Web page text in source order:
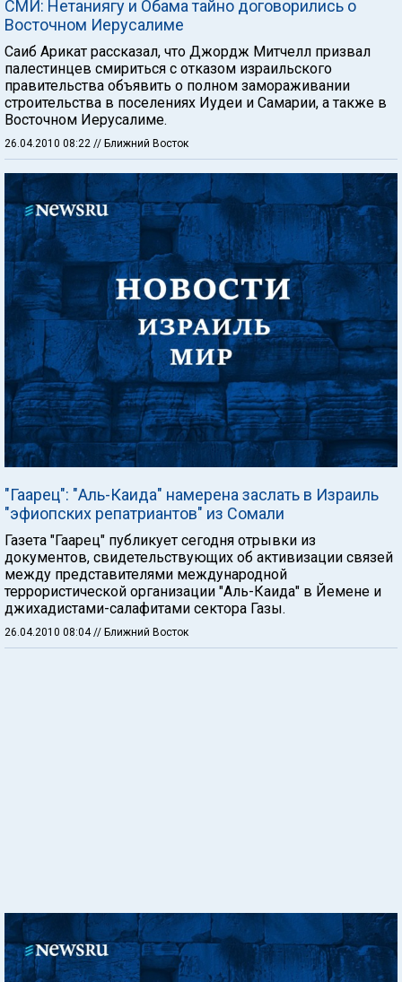
СМИ: Нетаниягу и Обама тайно договорились о
Восточном Иерусалиме
Саиб Арикат рассказал, что Джордж Митчелл призвал
палестинцев смириться с отказом израильского
правительства объявить о полном замораживании
строительства в поселениях Иудеи и Самарии, а также в
Восточном Иерусалиме.
26.04.2010 08:22 // Ближний Восток
"Гаарец": "Аль-Каида" намерена заслать в Израиль
"эфиопских репатриантов" из Сомали
Газета "Гаарец" публикует сегодня отрывки из
документов, свидетельствующих об активизации связей
между представителями международной
террористической организации "Аль-Каида" в Йемене и
джихадистами-салафитами сектора Газы.
26.04.2010 08:04// Ближний Восток